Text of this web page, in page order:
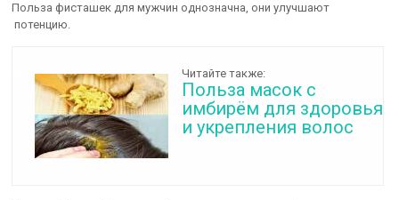
Польза фисташек для мужчин однозначна, они улучшают
потенцию.
Читайте также:
Польза масок с
имбирём для здоровья
и укрепления волос